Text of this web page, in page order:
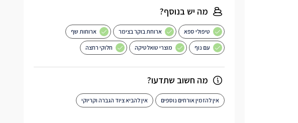
מה יש בנוסף?
טיפולי ספא ארוחת בוקר בצימר ארוחות שף
עם נוף מוצרי טואלטיקה חלוקי רחצה
מה חשוב שתדעו?
אין להזמין אורחים נוספים אין להביא ציוד הגברה וקריוקי